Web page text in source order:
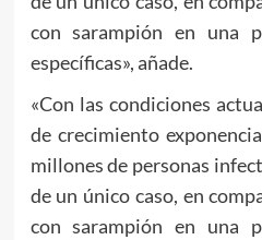
con sarampión en una
específicas», añade.
«Con las condiciones
de crecimiento
millones de personas
de un único caso, en
con sarampión en una